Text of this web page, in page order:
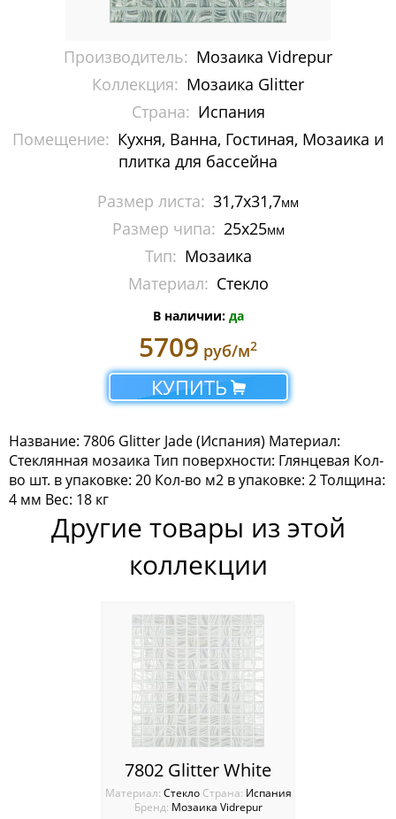
Nature
Shell
Stones
Wood
Керамическая мозаика
Мозаика Aura, Edna
Мозаика Decors
Мозаика Fireglass
Мозаика Glitter
Мозаика Lux
Мозаика Oasis
Мозаика Titanium
Мозаика Universe
Ступени Dvomo
Ступени Exagress
Производитель: Мозаика Vidrepur
Коллекция: Мозаика Glitter
Страна: Испания
Помещение: Кухня, Ванна, Гостиная, Мозаика и
плитка для бассейна
Размер листа: 31,7x31,7мм
Размер чипа: 25х25мм
Тип: Мозаика
Материал: Стекло
В наличии: да
5709 руб/м2
КУПИТЬ
Название: 7806 Glitter Jade (Испания) Материал:
Стеклянная мозаика Тип поверхности: Глянцевая Кол-
во шт. в упаковке: 20 Кол-во м2 в упаковке: 2 Толщина:
4 мм Вес: 18 кг
Другие товары из этой
коллекции
7802 Glitter White
Материал: Стекло Cтрана: Испания
Бренд: Мозаика Vidrepur